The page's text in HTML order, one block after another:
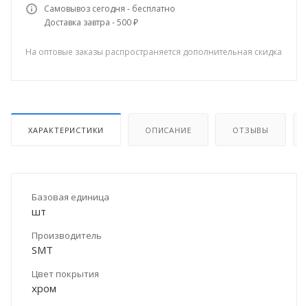
Самовывоз сегодня - бесплатно
Доставка завтра - 500 ₽
На оптовые заказы распространяется дополнительная скидка
ХАРАКТЕРИСТИКИ ОПИСАНИЕ ОТЗЫВЫ
Базовая единица
шт
Производитель
SMT
Цвет покрытия
хром